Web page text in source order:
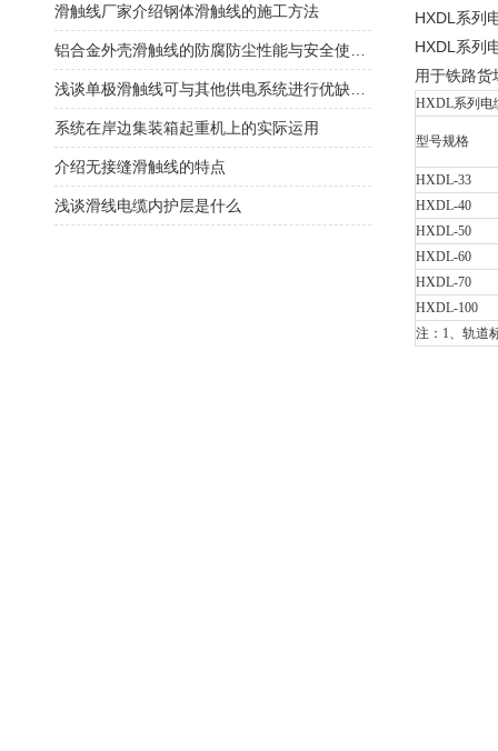
HXDL系列
HXDL系列
用于铁路
HXDL系列电
型号规格
HXDL-33
HXDL-40
HXDL-50
HXDL-60
HXDL-70
HXDL-100
注：1、轨道
滑触线厂家介绍钢体滑触线的施工方法
系统在岸边集装箱起重机上的实际运用
介绍无接缝滑触线的特点
浅谈滑线电缆内护层是什么